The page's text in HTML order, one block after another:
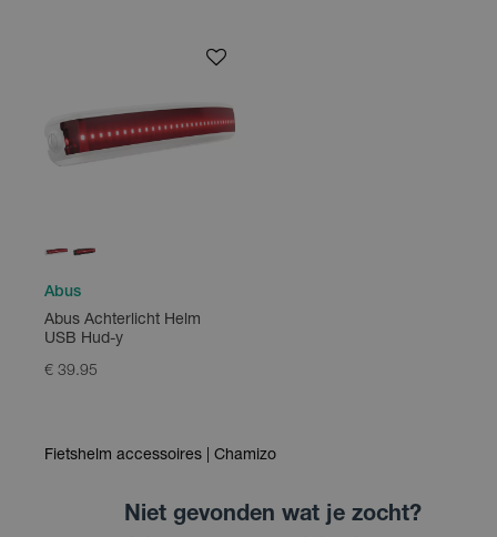
Abus
Abus Achterlicht Helm
USB Hud-y
€ 39.95
Fietshelm accessoires | Chamizo
Niet gevonden wat je zocht?